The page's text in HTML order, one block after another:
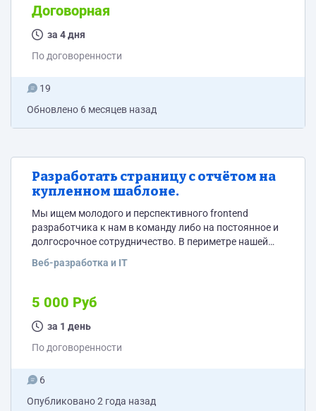
котором можно ознакомится с новостями, создать
конференцию с видео и обычным звонком,
пообщаться в чате. Так же предоставляет
либо от Сообщества ЦСКА либо от компании ГК...
Договорная
за 4 дня
По договоренности
19
Обновлено 6 месяцев назад
Разработать страницу с отчётом на
купленном шаблоне.
Мы ищем молодого и перспективного frontend
разработчика к нам в команду либо на постоянное и
долгосрочное сотрудничество. В периметре нашей
будет еще больше. Работой обеспечим – 100%.
запустить шаблон Synto TS (ссылка в документе) 2.
Создать вкладку «Отчёт» 3. Сверстать страницу
следующего вида: Поля для установки временного
Веб-разработка и IT
5 000 Руб
за 1 день
По договоренности
6
Опубликовано2 года назад